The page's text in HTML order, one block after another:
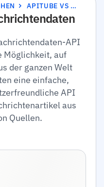
APITUBE VS SCRAPINGBEE
API
Möglichkeit, auf
der ganzen Welt
eine einfache,
API
aus
Quellen.